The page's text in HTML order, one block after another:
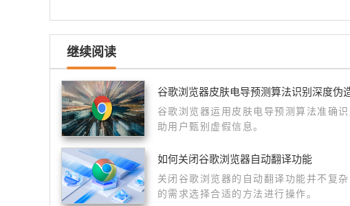
继续阅读
谷歌浏览器皮肤电导预测算法识别深度伪
谷歌浏览器运用皮肤电导预测算法准确
助用户甄别虚假信息。
如何关闭谷歌浏览器自动翻译功能
关闭谷歌浏览器的自动翻译功能并不复
的需求选择合适的方法进行操作。